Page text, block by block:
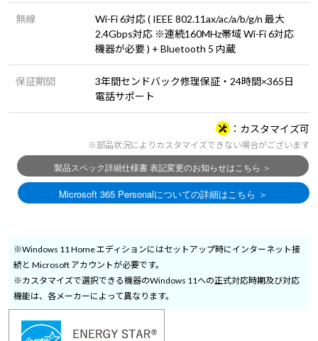
無線
Wi-Fi 6対応 ( IEEE 802.11ax/ac/a/b/g/n 最大
2.4Gbps対応 ※連続160MHz帯域 Wi-Fi 6対応
機器が必要 ) + Bluetooth 5 内蔵
保証期間
3年間センドバック修理保証・24時間×365日
電話サポート
カスタマイズ可
※部品状況によりカスタマイズできない場合がございます
※Windows 11 Home エディションにはセットアップ時にインターネット接
続と Microsoft アカウントが必要です。
※カスタマイズで選択できる機器のWindows 11への正式対応時期及び対応
機能は、各メーカーによって異なります。